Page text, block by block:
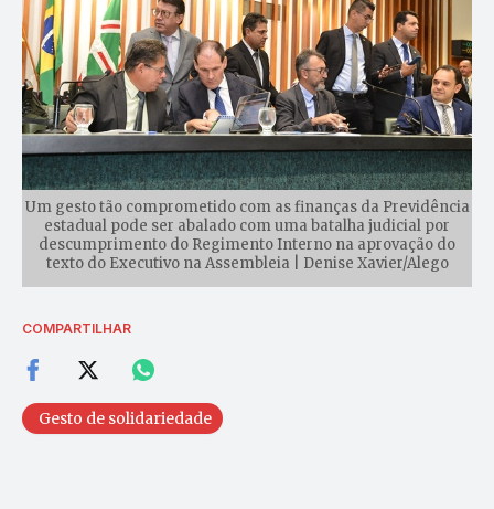
Um gesto tão comprometido com as finanças da Previdência
estadual pode ser abalado com uma batalha judicial por
descumprimento do Regimento Interno na aprovação do
texto do Executivo na Assembleia | Denise Xavier/Alego
COMPARTILHAR
Gesto de solidariedade